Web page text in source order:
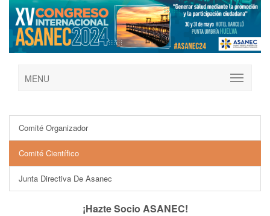
MENU
Comité Organizador
Comité Científico
Junta Directiva De Asanec
¡Hazte Socio ASANEC!